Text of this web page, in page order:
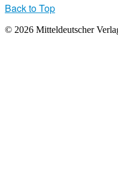
Back to Top
© 2026 Mitteldeutscher